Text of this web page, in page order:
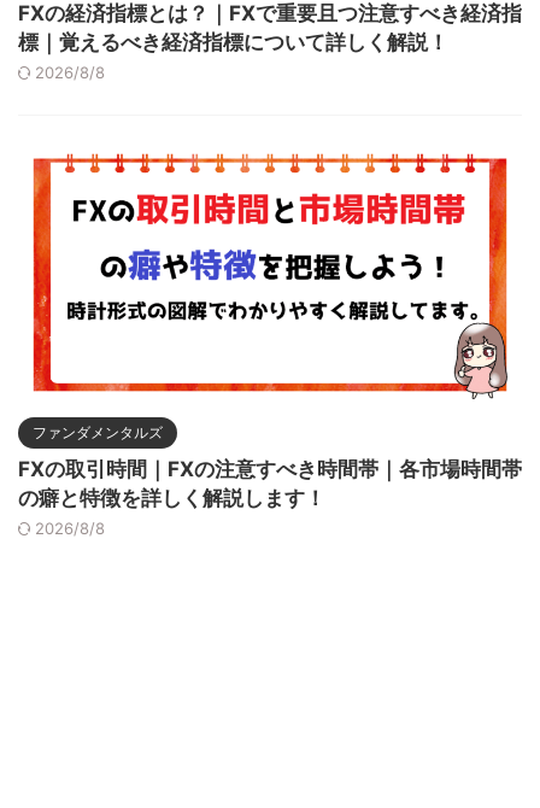
FXの経済指標とは？｜FXで重要且つ注意すべき経済指
標｜覚えるべき経済指標について詳しく解説！
2026/8/8
ファンダメンタルズ
FXの取引時間｜FXの注意すべき時間帯｜各市場時間帯
の癖と特徴を詳しく解説します！
2026/8/8